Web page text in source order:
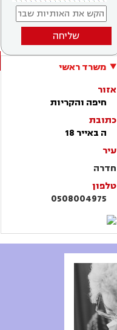
שליחה
משרד ראשי
אזור
חיפה והקריות
כתובת
ה באייר 18
עיר
חדרה
טלפון
0508004975